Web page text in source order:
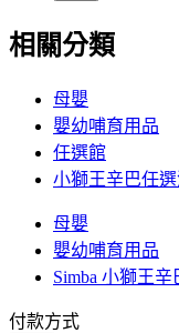
相關分類
母嬰
嬰幼哺育用品
任選館
小獅王辛巴任
母嬰
嬰幼哺育用品
Simba 小獅王辛
付款方式